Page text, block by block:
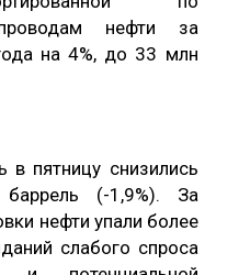
нефти за
на 4%, до 33 млн
пятницу снизились
(-1,9%). За
нефти упали более
слабого спроса